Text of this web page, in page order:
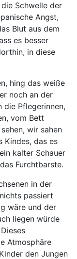
Schwelle der
Angst,
Blut aus dem
es besser
in diese
hing das weiße
noch an der
die Pflegerinnen,
vom Bett
wir sahen
Kindes, das es
kalter Schauer
Furchtbarste.
in der
passiert
wäre und der
liegen würde
Atmosphäre
den Jungen